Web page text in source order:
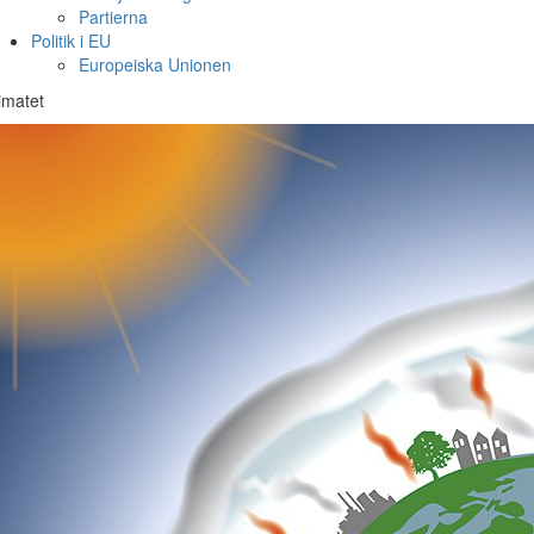
Partierna
Politik i EU
Europeiska Unionen